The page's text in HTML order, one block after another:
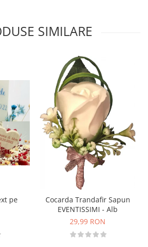
SIMILARE
pe
Cocarda Trandafir Sapun
EVENTISSIMI - Alb
29,99 RON